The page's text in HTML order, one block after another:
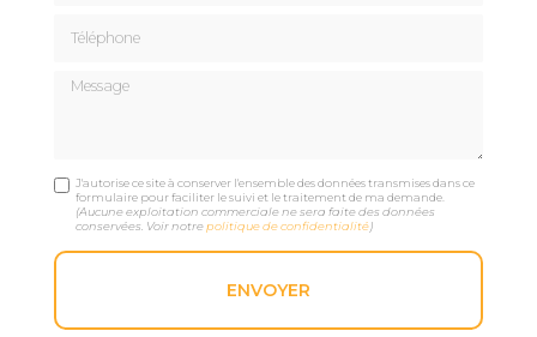
Message
J'autorise ce site à conserver l'ensemble des données transmises dans ce
formulaire pour faciliter le suivi et le traitement de ma demande.
(Aucune exploitation commerciale ne sera faite des données
conservées. Voir notrepolitique de confidentialité)